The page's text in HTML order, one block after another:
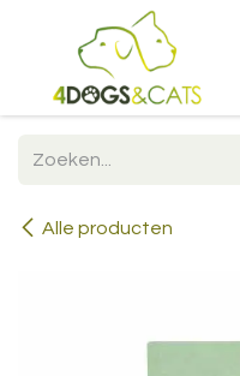
Overslaan naar inhoud
Alle producten